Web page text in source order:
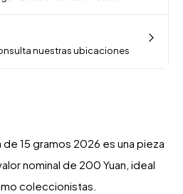
nuestras ubicaciones
15 gramos 2026 es una pieza
nominal de 200 Yuan, ideal
coleccionistas.